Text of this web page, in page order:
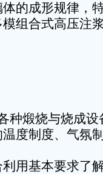
的成形规律，
组合式高压注
种煅烧与烧成
度制度、气氛
用基本要求了